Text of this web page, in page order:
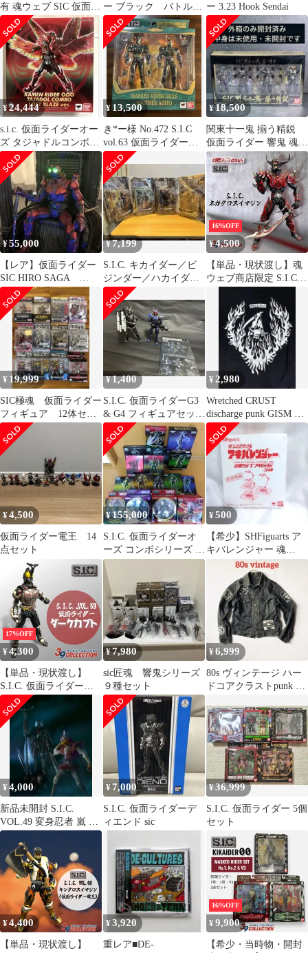
有 魂ウェブ SIC 仮面ラ
イダーオーズ 3体 サゴ
ーゾ等
ー ブラック バトルホ
ッパー
ー 3.23 Hook Sendai
¥24,444
s.i.c. 仮面ライダーオー
ズ タジャドルコンボ
(ロストブレイズver.)
¥13,500
き*ー様 No.472 S.I.C
vol.63 仮面ライダーギ
リス&アナザーア
¥18,500
関東十一鬼 揃う精鋭
仮面ライダー 響鬼 魂ウ
ェブ商店限定 プレバン
SIC
¥55,000
【レア】仮面ライダー
SIC HIRO SAGA
VO.L2創世王
¥7,199
S.I.C. キカイダー／ビ
ジンダー／ハカイダー
／キカイダー01 4体セ
ット
16%OFF
¥4,500
【単品・現状渡し】魂
ウェブ商店限定 S.I.C.
¥ 19,999
SIC極魂 仮面ライダー
フィギュア 12体セッ
ト
¥1,400
S.I.C. 仮面ライダーG3
& G4 フィギュアセット
（ ジャンク扱い）
¥2,980
Wretched CRUST
discharge punk GISM ク
ラスト
¥4,500
仮面ライダー電王 14
点セット
¥155,000
S.I.C. 仮面ライダーオ
ーズ コンボシリーズ フ
ィギュアセット
¥500
【希少】SHFiguarts ア
キバレンジャー 魂
STAGE 3種
17%OFF
¥4,300
【単品・現状渡し】
S.I.C. 仮面ライダーダ
ークカブト
¥7,980
sic匠魂 響鬼シリーズ
９種セット
¥6,999
80s ヴィンテージ ハー
ドコアクラストpunk G
¥4,000
新品未開封 S.I.C.
VOL.49 変身忍者 嵐 &
魔神斎
¥ 7,000
S.I.C. 仮面ライダーデ
ィエンド sic
¥36,999
S.I.C. 仮面ライダー 5個
セット
¥4,400
【単品・現状渡し】
¥3,920
重レア■DE-
16%OFF
¥9,900
【希少・当時物・開封